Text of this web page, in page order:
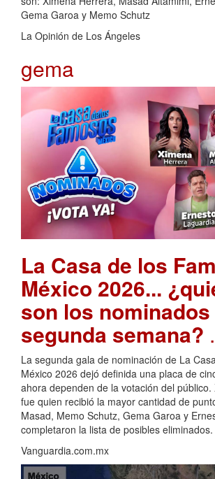
Gema Garoa y Memo Schutz
La Opinión de Los Ángeles
gema
La Casa de los
México 2026...
son los nominados
segunda semana?
La segunda gala de nominación de La
México 2026 dejó definida una placa de
ahora dependen de la votación del
fue quien recibió la mayor cantidad de
Masad, Memo Schutz, Gema Garoa y
completaron la lista de posibles eliminados.
Vanguardia.com.mx